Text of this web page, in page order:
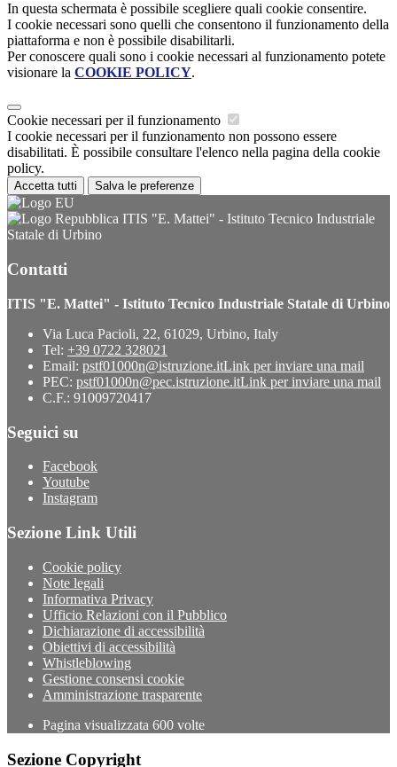
In questa schermata è possibile scegliere quali cookie consentire.
I cookie necessari sono quelli che consentono il funzionamento della
piattaforma e non è possibile disabilitarli.
Per conoscere quali sono i cookie necessari al funzionamento potete
visionare la COOKIE POLICY.
Cookie necessari per il funzionamento
I cookie necessari per il funzionamento non possono essere
disabilitati. È possibile consultare l'elenco nella pagina della cookie
policy.
Accetta tutti Salva le preferenze
ITIS "E. Mattei" - Istituto Tecnico Industriale
Statale di Urbino
Contatti
ITIS "E. Mattei" - Istituto Tecnico Industriale Statale di Urbino
Via Luca Pacioli, 22, 61029, Urbino, Italy
Tel: +39 0722 328021
Email: pstf01000n@istruzione.itLink per inviare una mail
PEC: pstf01000n@pec.istruzione.itLink per inviare una mail
C.F.: 91009720417
Seguici su
Facebook
Youtube
Instagram
Sezione Link Utili
Cookie policy
Note legali
Informativa Privacy
Ufficio Relazioni con il Pubblico
Dichiarazione di accessibilità
Obiettivi di accessibilità
Whistleblowing
Gestione consensi cookie
Amministrazione trasparente
Pagina visualizzata 600 volte
Sezione Copyright